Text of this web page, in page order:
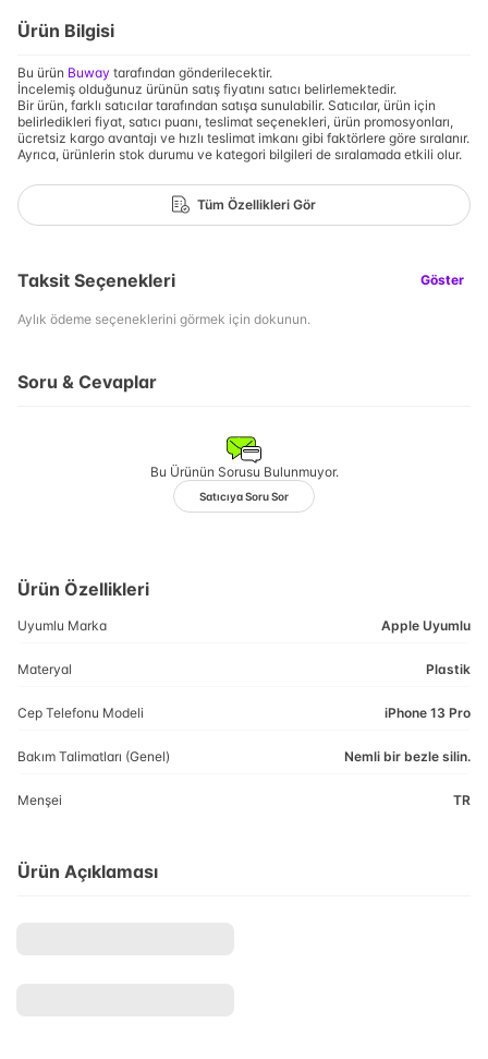
Ürün Bilgisi
Bu ürün Buway tarafından gönderilecektir.
İncelemiş olduğunuz ürünün satış fiyatını satıcı belirlemektedir.
Bir ürün, farklı satıcılar tarafından satışa sunulabilir. Satıcılar, ürün için
belirledikleri fiyat, satıcı puanı, teslimat seçenekleri, ürün promosyonları,
ücretsiz kargo avantajı ve hızlı teslimat imkanı gibi faktörlere göre sıralanır.
Ayrıca, ürünlerin stok durumu ve kategori bilgileri de sıralamada etkili olur.
Tüm Özellikleri Gör
Taksit Seçenekleri Göster
Aylık ödeme seçeneklerini görmek için dokunun.
Soru & Cevaplar
Bu Ürünün Sorusu Bulunmuyor.
Satıcıya Soru Sor
Ürün Özellikleri
Uyumlu Marka Apple Uyumlu
Materyal Plastik
Cep Telefonu Modeli iPhone 13 Pro
Bakım Talimatları (Genel) Nemli bir bezle silin.
Menşei TR
Ürün Açıklaması